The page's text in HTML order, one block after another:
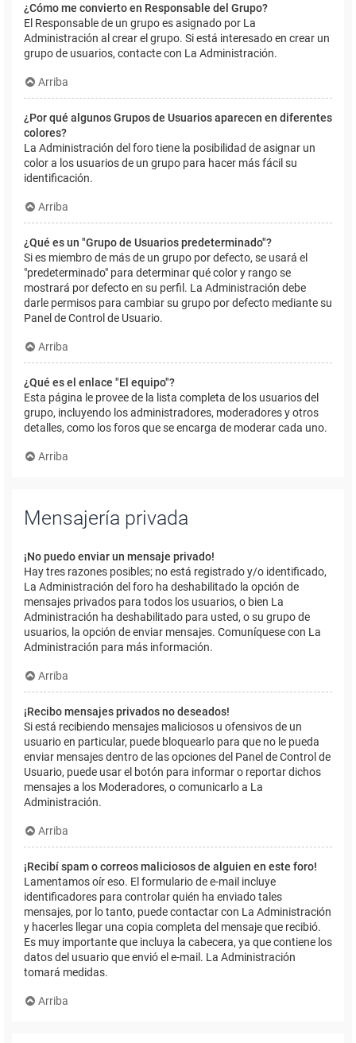
¿Cómo me convierto en Responsable del Grupo?
El Responsable de un grupo es asignado por La
Administración al crear el grupo. Si está interesado en crear un
grupo de usuarios, contacte con La Administración.
Arriba
¿Por qué algunos Grupos de Usuarios aparecen en diferentes
colores?
La Administración del foro tiene la posibilidad de asignar un
color a los usuarios de un grupo para hacer más fácil su
identificación.
Arriba
¿Qué es un "Grupo de Usuarios predeterminado"?
Si es miembro de más de un grupo por defecto, se usará el
"predeterminado" para determinar qué color y rango se
mostrará por defecto en su perfil. La Administración debe
darle permisos para cambiar su grupo por defecto mediante su
Panel de Control de Usuario.
Arriba
¿Qué es el enlace "El equipo"?
Esta página le provee de la lista completa de los usuarios del
grupo, incluyendo los administradores, moderadores y otros
detalles, como los foros que se encarga de moderar cada uno.
Arriba
Mensajería privada
¡No puedo enviar un mensaje privado!
Hay tres razones posibles; no está registrado y/o identificado,
La Administración del foro ha deshabilitado la opción de
mensajes privados para todos los usuarios, o bien La
Administración ha deshabilitado para usted, o su grupo de
usuarios, la opción de enviar mensajes. Comuníquese con La
Administración para más información.
Arriba
¡Recibo mensajes privados no deseados!
Si está recibiendo mensajes maliciosos u ofensivos de un
usuario en particular, puede bloquearlo para que no le pueda
enviar mensajes dentro de las opciones del Panel de Control de
Usuario, puede usar el botón para informar o reportar dichos
mensajes a los Moderadores, o comunicarlo a La
Administración.
Arriba
¡Recibí spam o correos maliciosos de alguien en este foro!
Lamentamos oír eso. El formulario de e-mail incluye
identificadores para controlar quién ha enviado tales
mensajes, por lo tanto, puede contactar con La Administración
y hacerles llegar una copia completa del mensaje que recibió.
Es muy importante que incluya la cabecera, ya que contiene los
datos del usuario que envió el e-mail. La Administración
tomará medidas.
Arriba